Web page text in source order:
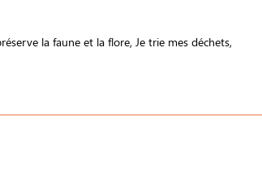
la faune et la flore Je trie mes déchets